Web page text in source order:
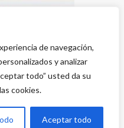
de navegación,
y analizar
todo” usted da su
cookies.
Aceptar todo